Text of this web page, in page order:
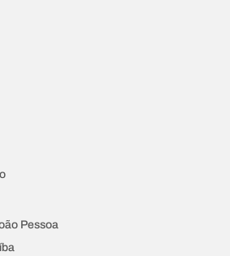
Pessoa